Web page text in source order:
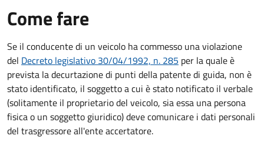
Come fare
Se il conducente di un veicolo ha commesso una violazione
del Decreto legislativo 30/04/1992, n. 285 per la quale è
prevista la decurtazione di punti della patente di guida, non è
stato identificato, il soggetto a cui è stato notificato il verbale
(solitamente il proprietario del veicolo, sia essa una persona
fisica o un soggetto giuridico) deve comunicare i dati personali
del trasgressore all'ente accertatore.